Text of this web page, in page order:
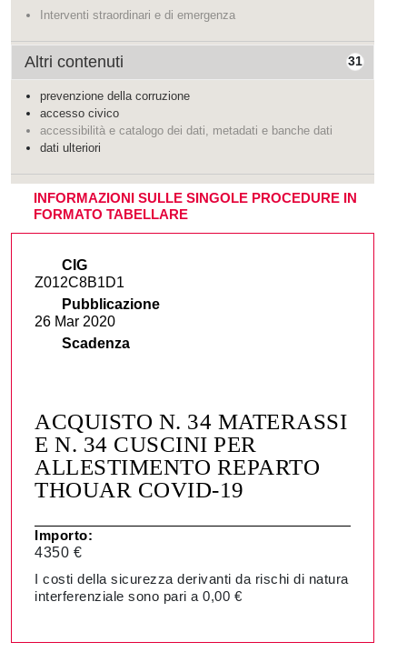
Interventi straordinari e di emergenza
31
Altri contenuti
prevenzione della corruzione
accesso civico
accessibilità e catalogo dei dati, metadati e banche dati
dati ulteriori
INFORMAZIONI SULLE SINGOLE PROCEDURE IN
FORMATO TABELLARE
CIG
Z012C8B1D1
Pubblicazione
26 Mar 2020
Scadenza
ACQUISTO N. 34 MATERASSI
E N. 34 CUSCINI PER
ALLESTIMENTO REPARTO
THOUAR COVID-19
Importo:
4350 €
I costi della sicurezza derivanti da rischi di natura
interferenziale sono pari a 0,00 €